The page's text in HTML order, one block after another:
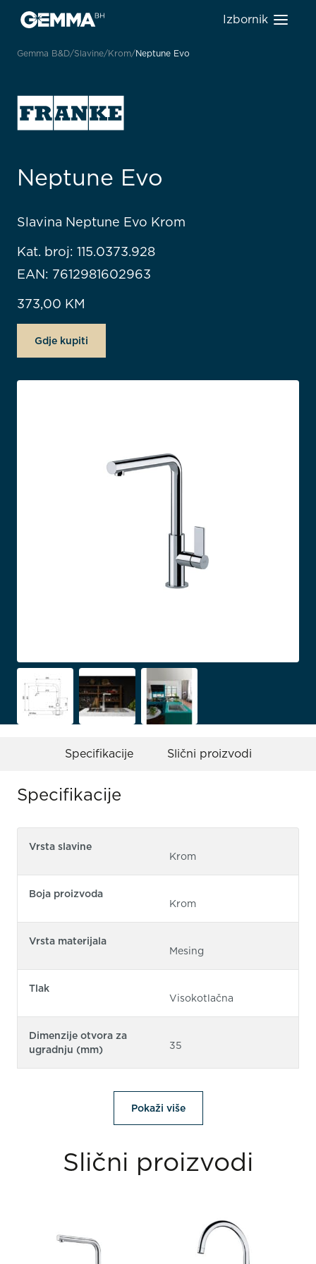
Izbornik
Gemma B&D Slavine Krom Neptune Evo
Neptune Evo
Slavina Neptune Evo Krom
Kat. broj: 115.0373.928
EAN: 7612981602963
373,00 KM
Gdje kupiti
Specifikacije Slični proizvodi
Specifikacije
Vrsta slavine
Krom
Boja proizvoda
Krom
Vrsta materijala
Mesing
Tlak
Visokotlačna
Dimenzije otvora za
ugradnju (mm)
35
Pokaži više
Slični proizvodi